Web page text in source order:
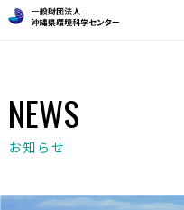
NEWS
お知らせ